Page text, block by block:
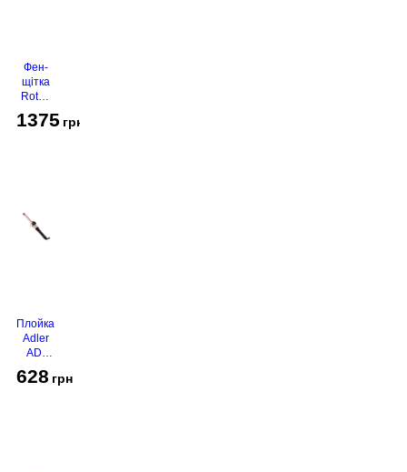
Фен-
щітка
Rotex
490-T
1375 грн
Плойка
Adler
AD-
628 грн